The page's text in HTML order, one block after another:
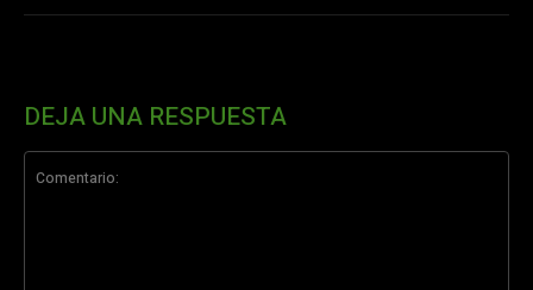
DEJA UNA RESPUESTA